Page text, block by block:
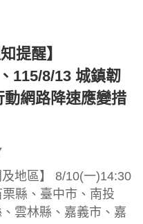
提醒】
115/8/13 城鎮韌
動網路降速應變措
及地區】 8/10(一)14:30
縣、臺中市、南投
雲林縣、嘉義市、嘉